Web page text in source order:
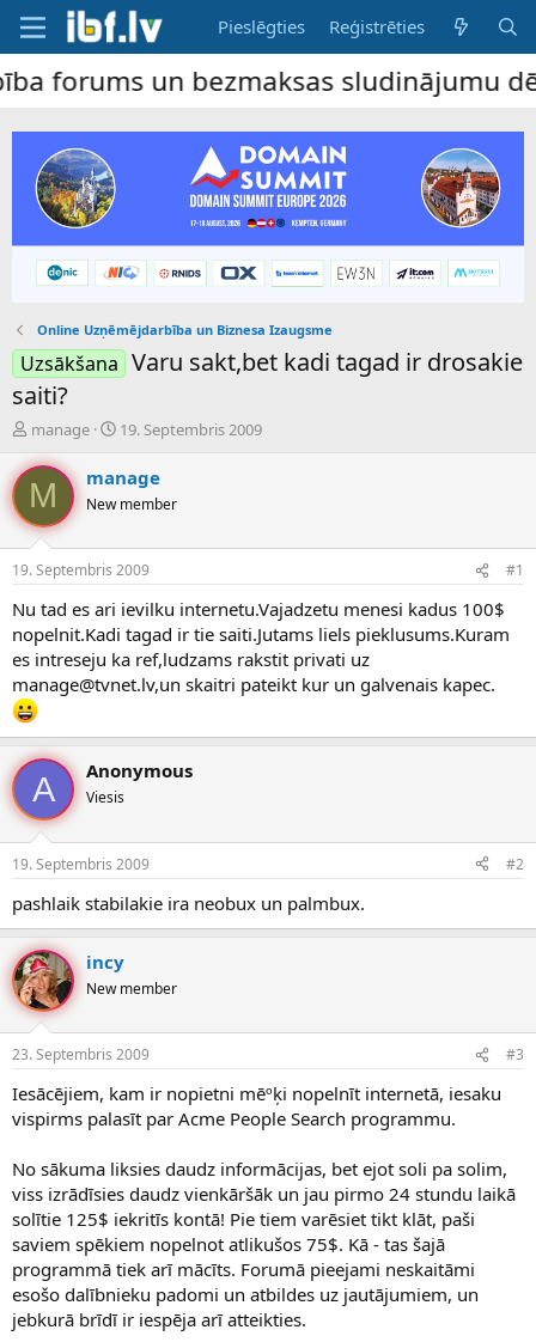
Pieslēgties Reģistrēties
un bezmaksas sludinājumu dēlis –
Online Uzņēmējdarbība un Biznesa Izaugsme
Uzsākšana Varu sakt,bet kadi tagad ir drosakie
saiti?
P
v
e
d
i
n
u
z
s
ā
c
ē
j
manage
S
k
m
a
t
u
m
s
19. Septembris 2009
M manage
New member
19. Septembris 2009 #1
Nu tad es ari ievilku internetu.Vajadzetu menesi kadus 100$
nopelnit.Kadi tagad ir tie saiti.Jutams liels pieklusums.Kuram
es intreseju ka ref,ludzams rakstit privati uz
manage@tvnet.lv,un skaitri pateikt kur un galvenais kapec.
A Anonymous
Viesis
19. Septembris 2009 #2
pashlaik stabilakie ira neobux un palmbux.
incy
New member
23. Septembris 2009 #3
Iesācējiem, kam ir nopietni mēºķi nopelnīt internetā, iesaku
vispirms palasīt par Acme People Search programmu.
No sākuma liksies daudz informācijas, bet ejot soli pa solim,
viss izrādīsies daudz vienkāršāk un jau pirmo 24 stundu laikā
solītie 125$ iekritīs kontā! Pie tiem varēsiet tikt klāt, paši
saviem spēkiem nopelnot atlikušos 75$. Kā - tas šajā
programmā tiek arī mācīts. Forumā pieejami neskaitāmi
esošo dalībnieku padomi un atbildes uz jautājumiem, un
jebkurā brīdī ir iespēja arī atteikties.